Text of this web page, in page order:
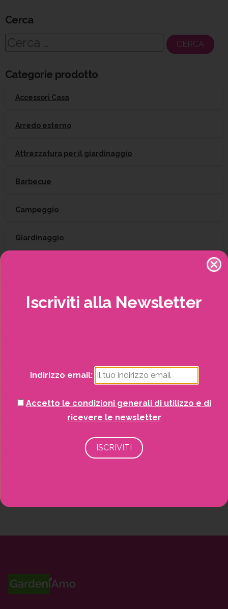
Cerca
Ricerca
Categorie prodotto
Accessori Casa
Arredo esterno
Attrezzatura per il giardinaggio
Barbecue
Campeggio
Giardinaggio
Piscine e idro
Recinzioni
Iscriviti alla Newsletter
Indirizzo email:
Accetto le condizioni generali di utilizzo e di
ricevere le newsletter